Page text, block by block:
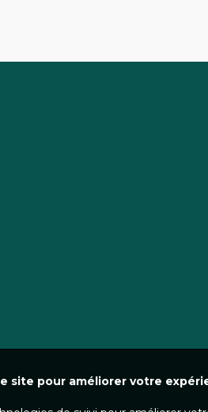
site pour améliorer votre